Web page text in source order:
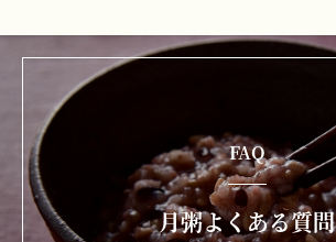
FAQ
月粥よくある質問